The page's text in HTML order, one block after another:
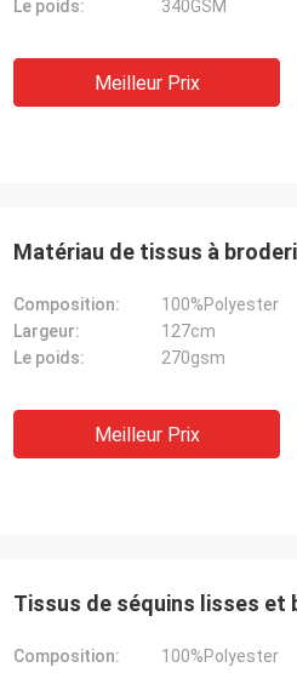
Le poids:
340GSM
Meilleur Prix
Matériau de tissus à
Composition:
100%Polyester
Largeur:
127cm
Le poids:
270gsm
Meilleur Prix
Tissus de séquins lisses et
Composition:
100%Polyester